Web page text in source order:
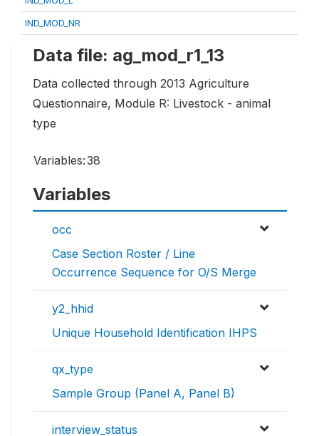
IND_MOD_NR
Data file: ag_mod_r1_13
Data collected through 2013 Agriculture
Questionnaire, Module R: Livestock - animal
type
Variables:38
Variables
occ
Case Section Roster / Line
Occurrence Sequence for O/S Merge
y2_hhid
Unique Household Identification IHPS
qx_type
Sample Group (Panel A, Panel B)
interview_status